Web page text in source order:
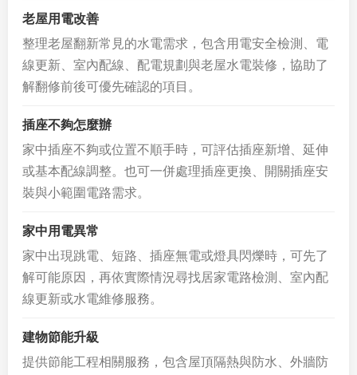
老屋用電改善
整理老屋翻新常見的水電需求，包含用電安全檢測、電
線更新、室內配線、配電規劃與老屋水電裝修，協助了
解翻修前後可優先確認的項目。
插座不夠怎麼辦
家中插座不夠或位置不順手時，可評估插座新增、延伸
或基本配線調整。也可一併處理插座更換、開關插座安
裝與小範圍電路需求。
家中用電異常
家中出現跳電、短路、插座無電或燈具閃爍時，可先了
解可能原因，再依實際情況尋找居家電路檢測、室內配
線更新或水電維修服務。
建物節能升級
提供節能工程相關服務，包含屋頂隔熱與防水、外牆防